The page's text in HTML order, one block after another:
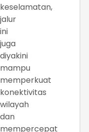
keselamatan,
jalur
ini
juga
diyakini
mampu
memperkuat
konektivitas
wilayah
dan
mempercepat